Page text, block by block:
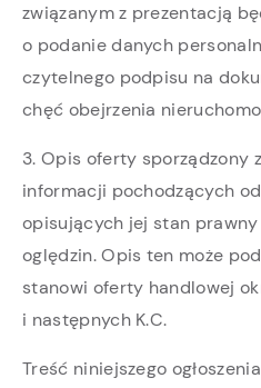
związanym z prezentacją
o podanie danych
czytelnego podpisu na
chęć obejrzenia
3. Opis oferty sporządzony
informacji pochodzących
opisujących jej stan
oględzin. Opis ten może
stanowi oferty handlowej
i następnych K.C.
Treść niniejszego